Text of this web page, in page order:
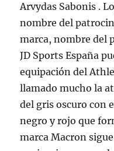
Arvydas Sabonis .
nombre del
marca, nombre del
JD Sports España
equipación del
llamado mucho la
del gris oscuro con
negro y rojo que
marca Macron